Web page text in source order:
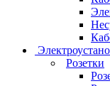
Розетки